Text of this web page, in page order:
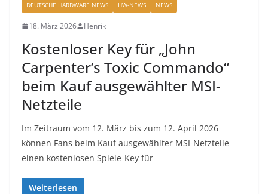
DEUTSCHE HARDWARE NEWS HW-NEWS NEWS
18. März 2026 Henrik
Kostenloser Key für „John
Carpenter’s Toxic Commando“
beim Kauf ausgewählter MSI-
Netzteile
Im Zeitraum vom 12. März bis zum 12. April 2026
können Fans beim Kauf ausgewählter MSI-Netzteile
einen kostenlosen Spiele-Key für
Weiterlesen